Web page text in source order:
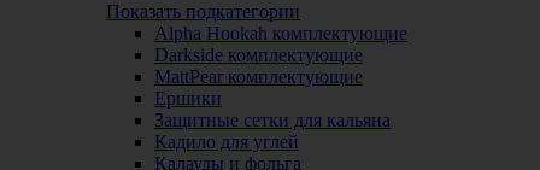
Показать подкатегории
Alpha Hookah комплектующие
Darkside комплектующие
MattPear комплектующие
Ершики
Защитные сетки для кальяна
Кадило для углей
Калауды и фольга